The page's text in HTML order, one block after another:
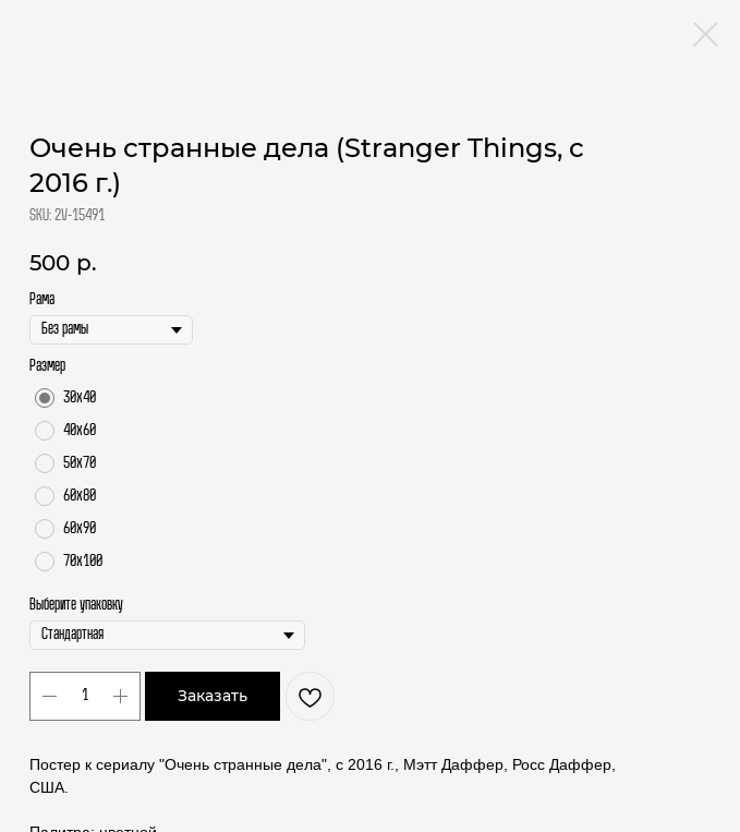
Очень странные дела (Stranger Things, с
2016 г.)
SKU: 2V-15491
500 р.
Рама
Размер
30х40
40х60
50х70
60х80
60х90
70х100
Выберите упаковку
Заказать
Постер к сериалу "Очень странные дела", с 2016 г., Мэтт Даффер, Росс Даффер,
США.